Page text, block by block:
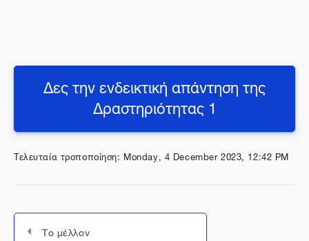
Δες την ενδεικτική απάντηση της
Δραστηριότητας 1
Τελευταία τροποποίηση: Monday, 4 December 2023, 12:42 PM
Το μέλλον